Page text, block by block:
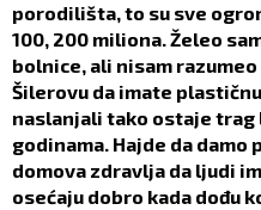
porodilišta, to su sve
100, 200 miliona. Želeo
bolnice, ali nisam
Šilerovu da imate
naslanjali tako ostaje trag
godinama. Hajde da damo
domova zdravlja da ljudi
osećaju dobro kada dođu